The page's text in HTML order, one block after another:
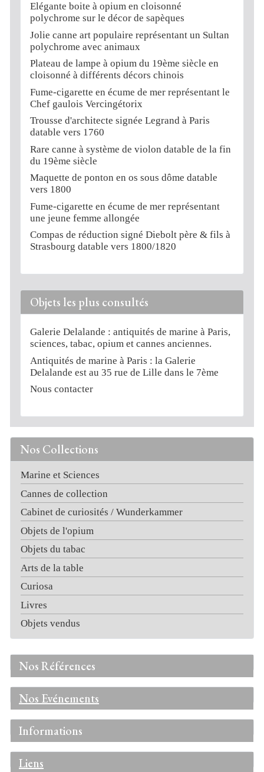
Nos Collections
Marine et Sciences
Cannes de collection
Cabinet de curiosités / Wunderkammer
Objets de l'opium
Objets du tabac
Arts de la table
Curiosa
Livres
Objets vendus
Nos Références
Nos Evénements
Informations
Liens
Elégante boite à opium en cloisonné
polychrome sur le décor de sapèques
Jolie canne art populaire représentant un Sultan
polychrome avec animaux
Plateau de lampe à opium du 19ème siècle en
cloisonné à différents décors chinois
Fume-cigarette en écume de mer représentant le
Chef gaulois Vercingétorix
Trousse d'architecte signée Legrand à Paris
datable vers 1760
Rare canne à système de violon datable de la fin
du 19ème siècle
Maquette de ponton en os sous dôme datable
vers 1800
Fume-cigarette en écume de mer représentant
une jeune femme allongée
Compas de réduction signé Diebolt père & fils à
Strasbourg datable vers 1800/1820
Objets les plus consultés
Galerie Delalande : antiquités de marine à Paris,
sciences, tabac, opium et cannes anciennes.
Antiquités de marine à Paris : la Galerie
Delalande est au 35 rue de Lille dans le 7ème
Nous contacter